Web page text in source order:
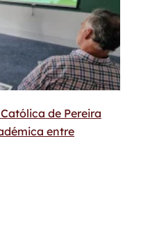
de Pereira
entre